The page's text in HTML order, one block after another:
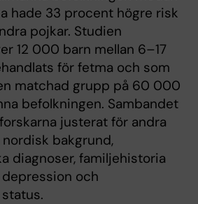
hade 33 procent högre risk
pojkar. Studien
12 000 barn mellan 6–17
för fetma och som
matchad grupp på 60 000
befolkningen. Sambandet
justerat för andra
bakgrund,
diagnoser, familjehistoria
och